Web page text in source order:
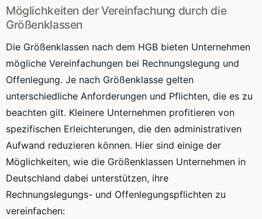
Möglichkeiten der Vereinfachung durch die
Größenklassen
Die Größenklassen nach dem HGB bieten Unternehmen
mögliche Vereinfachungen bei Rechnungslegung und
Offenlegung. Je nach Größenklasse gelten
unterschiedliche Anforderungen und Pflichten, die es zu
beachten gilt. Kleinere Unternehmen profitieren von
spezifischen Erleichterungen, die den administrativen
Aufwand reduzieren können. Hier sind einige der
Möglichkeiten, wie die Größenklassen Unternehmen in
Deutschland dabei unterstützen, ihre
Rechnungslegungs- und Offenlegungspflichten zu
vereinfachen: